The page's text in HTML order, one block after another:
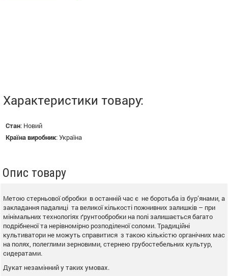
Характеристики товару:
Стан: Новий
Країна виробник:Україна
Опис товару
Метою стерньової обробки в останній час є не боротьба із бур’янами, а
закладання падалиці та великої кількості пожнивних залишків – при
мінімальних технологіях ґрунтообробки на полі залишається багато
подрібненої та нерівномірно розподіленої соломи. Традиційні
культиватори не можуть справитися з такою кількістю органічних мас
на полях, полеглими зерновими, стернею грубостебельних культур,
сидератами.
Дукат незамінний у таких умовах.